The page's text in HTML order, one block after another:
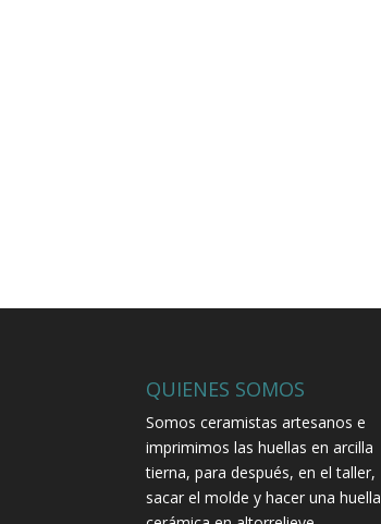
QUIENES SOMOS
Somos ceramistas artesanos e
imprimimos las huellas en arcilla
tierna, para después, en el taller,
sacar el molde y hacer una huella